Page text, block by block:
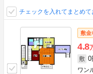
チェックを入れてまとめ
敷金
4.8
敷 0
ワン